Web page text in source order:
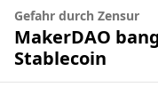
Gefahr durch Zensur
MakerDAO
Stablecoin